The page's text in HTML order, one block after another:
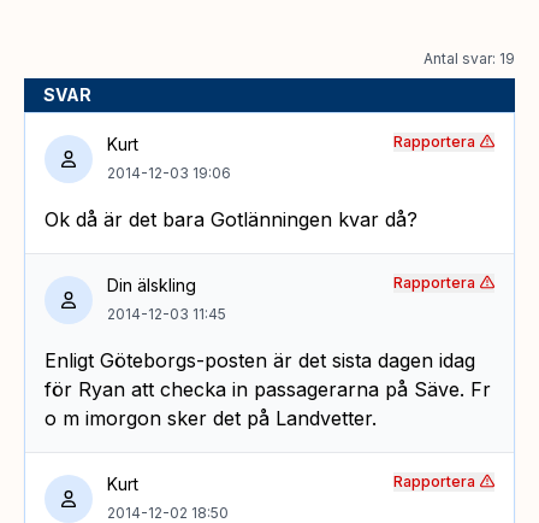
Antal svar: 19
SVAR
Kurt
2014-12-03 19:06
Ok då är det bara Gotlänningen kvar då?
Rapportera
Din älskling
2014-12-03 11:45
Enligt Göteborgs-posten är det sista dagen idag
för Ryan att checka in passagerarna på Säve. Fr
o m imorgon sker det på Landvetter.
Rapportera
Kurt
2014-12-02 18:50
Rapportera